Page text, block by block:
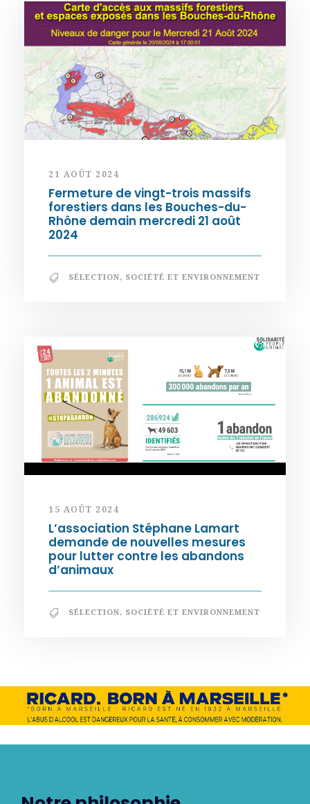
21 AOÛT 2024
Fermeture de vingt-trois massifs
forestiers dans les Bouches-du-
Rhône demain mercredi 21 août
2024
SÉLECTION, SOCIÉTÉ ET ENVIRONNEMENT
15 AOÛT 2024
L’association Stéphane Lamart
demande de nouvelles mesures
pour lutter contre les abandons
d’animaux
SÉLECTION, SOCIÉTÉ ET ENVIRONNEMENT